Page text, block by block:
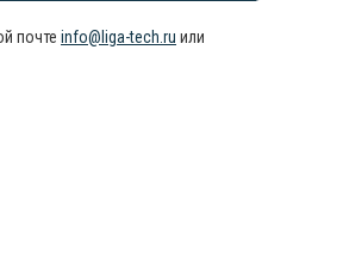
почте info@liga-tech.ru или